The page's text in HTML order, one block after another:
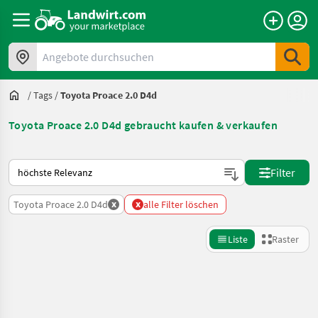
Angebote durchsuchen
/Tags /Toyota Proace 2.0 D4d
Toyota Proace 2.0 D4d gebraucht kaufen & verkaufen
So wird auf Landwirt.com sortiert
Filter
Toyota Proace 2.0 D4d x x alle Filter löschen
Liste Raster